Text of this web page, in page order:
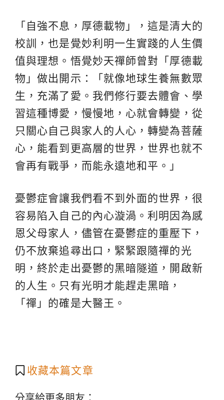
「自強不息，厚德載物」，這是清大的
校訓，也是覺妙利明一生實踐的人生價
值與理想。悟覺妙天禪師曾對「厚德載
物」做出開示：「就像地球生養無數眾
生，充滿了愛。我們修行要去體會、學
習這種博愛，慢慢地，心就會轉變，從
只關心自己與家人的人心，轉變為菩薩
心，能看到更高層的世界，世界也就不
會再有戰爭，而能永遠地和平。」
憂鬱症會讓我們看不到外面的世界，很
容易陷入自己的內心漩渦。利明因為感
恩父母家人，儘管在憂鬱症的重壓下，
仍不放棄追尋出口，緊緊跟隨禪的光
明，終於走出憂鬱的黑暗隧道，開啟新
的人生。只有光明才能趕走黑暗，
「禪」的確是大醫王。
收藏本篇文章